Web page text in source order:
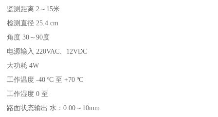
监测距离 2～15米
检测直径 25.4 cm
角度 30～90度
电源输入 220VAC、12VDC
大功耗 4W
工作温度 -40 ºC 至 +70 ºC
工作湿度 0 至
路面状态输出 水：0.00～10mm